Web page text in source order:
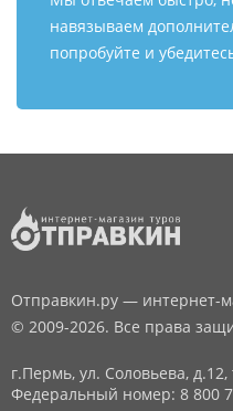
навязываем
попробуйте и
Отправкин.ру — интернет-
© 2009-2026. Все права
г.Пермь, ул. Соловьева, д.12,
Федеральный номер: 8 800